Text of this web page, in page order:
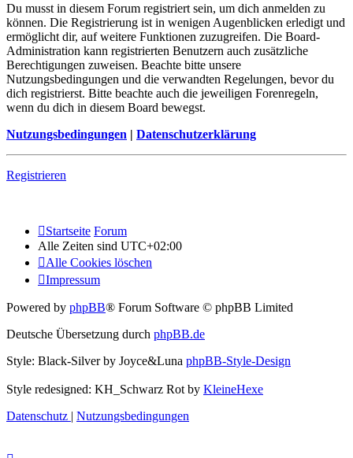
Du musst in diesem Forum registriert sein, um dich anmelden zu
können. Die Registrierung ist in wenigen Augenblicken erledigt und
ermöglicht dir, auf weitere Funktionen zuzugreifen. Die Board-
Administration kann registrierten Benutzern auch zusätzliche
Berechtigungen zuweisen. Beachte bitte unsere
Nutzungsbedingungen und die verwandten Regelungen, bevor du
dich registrierst. Bitte beachte auch die jeweiligen Forenregeln,
wenn du dich in diesem Board bewegst.
Nutzungsbedingungen | Datenschutzerklärung
Registrieren
Startseite Forum
Alle Zeiten sind UTC+02:00
Alle Cookies löschen
Impressum
Powered by phpBB® Forum Software © phpBB Limited
Deutsche Übersetzung durch phpBB.de
Style: Black-Silver by Joyce&Luna phpBB-Style-Design
Style redesigned: KH_Schwarz Rot by KleineHexe
Datenschutz | Nutzungsbedingungen